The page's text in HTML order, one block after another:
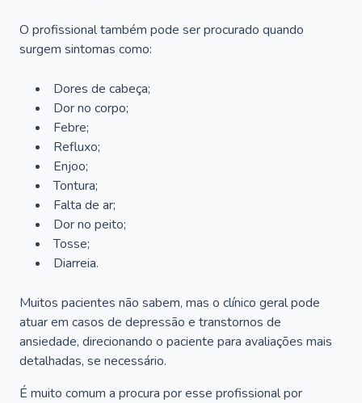
O profissional também pode ser procurado quando
surgem sintomas como:
Dores de cabeça;
Dor no corpo;
Febre;
Refluxo;
Enjoo;
Tontura;
Falta de ar;
Dor no peito;
Tosse;
Diarreia.
Muitos pacientes não sabem, mas o clínico geral pode
atuar em casos de depressão e transtornos de
ansiedade, direcionando o paciente para avaliações mais
detalhadas, se necessário.
É muito comum a procura por esse profissional por